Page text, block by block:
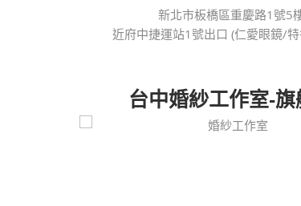
新北市板橋區重慶路1號5
近府中捷運站1號出口 (仁愛眼鏡/
台中婚紗工作室-旗